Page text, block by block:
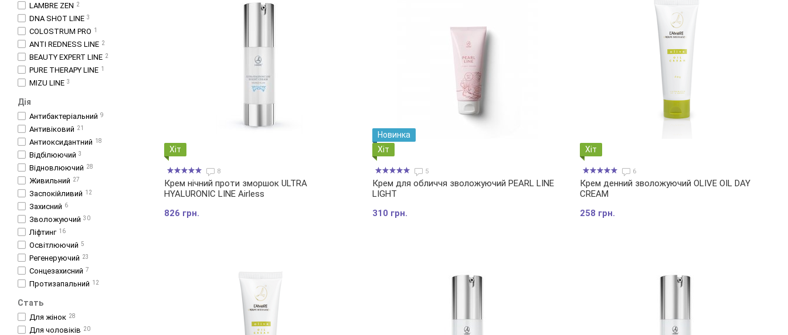
Хіт
8
Крем нічний проти зморшок ULTRA
HYALURONIC LINE Airless
826 грн.
Новинка
Хіт
5
Крем для обличчя зволожуючий PEARL LINE
LIGHT
310 грн.
Хіт
6
Крем денний зволожуючий OLIVE OIL DAY
CREAM
258 грн.
LAMBRE ZEN 2
DNA SHOT LINE 3
COLOSTRUM PRO 1
ANTI REDNESS LINE 2
BEAUTY EXPERT LINE 2
PURE THERAPY LINE 1
MIZU LINE 3
Дія
Антибактеріальний 9
Антивіковий 21
Антиоксидантний 18
Відбілюючий 3
Відновлюючий 28
Живильний 27
Заспокійливий 12
Захисний 6
Зволожуючий 30
Ліфтинг 16
Освітлюючий 5
Регенеруючий 23
Сонцезахисний 7
Протизапальний 12
Стать
Для жінок 28
Для чоловіків 20